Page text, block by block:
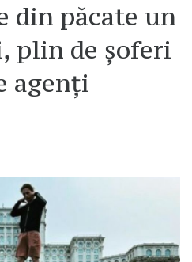
din păcate un
plin de șoferi
agenți